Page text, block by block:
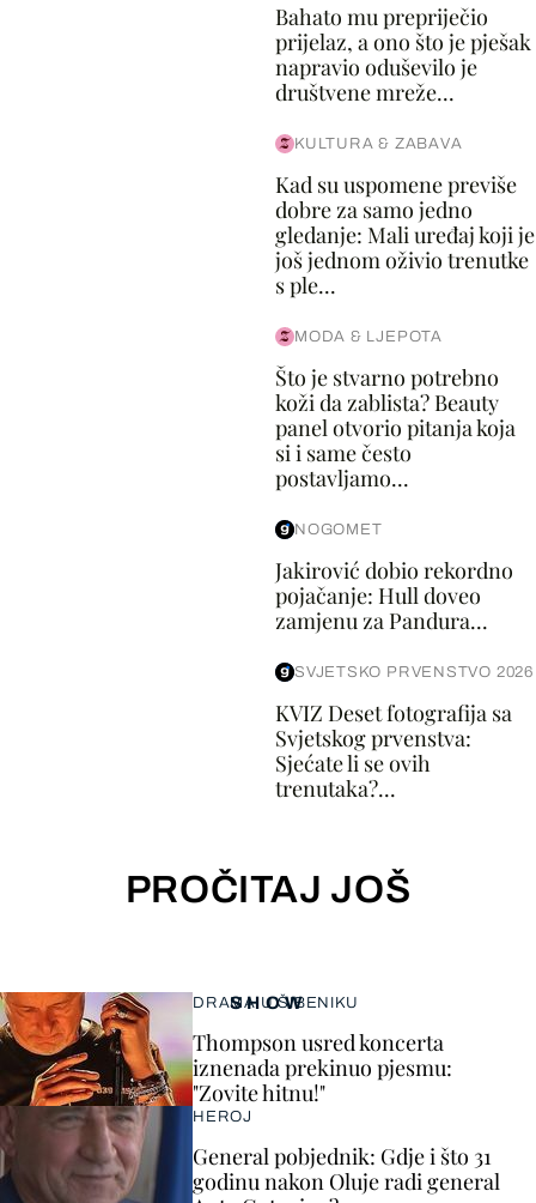
Bahato mu prepriječio
prijelaz, a ono što je pješak
napravio oduševilo je
društvene mreže...
KULTURA & ZABAVA
Kad su uspomene previše
dobre za samo jedno
gledanje: Mali uređaj koji je
još jednom oživio trenutke
s ple...
MODA & LJEPOTA
Što je stvarno potrebno
koži da zablista? Beauty
panel otvorio pitanja koja
si i same često
postavljamo...
NOGOMET
Jakirović dobio rekordno
pojačanje: Hull doveo
zamjenu za Pandura...
SVJETSKO PRVENSTVO 2026
KVIZ Deset fotografija sa
Svjetskog prvenstva:
Sjećate li se ovih
trenutaka?...
PROČITAJ JOŠ
SHOW
DRAMA U ŠIBENIKU
Thompson usred koncerta
iznenada prekinuo pjesmu:
"Zovite hitnu!"
HEROJ
General pobjednik: Gdje i što 31
godinu nakon Oluje radi general